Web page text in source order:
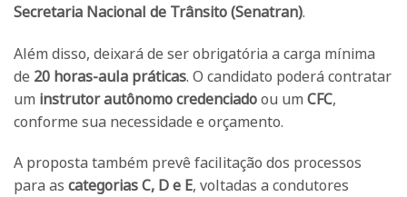
Secretaria Nacional de Trânsito (Senatran).
Além disso, deixará de ser obrigatória a carga mínima
de 20 horas-aula práticas. O candidato poderá contratar
um instrutor autônomo credenciadoou um CFC,
conforme sua necessidade e orçamento.
A proposta também prevê facilitação dos processos
para as categorias C, D e E, voltadas a condutores